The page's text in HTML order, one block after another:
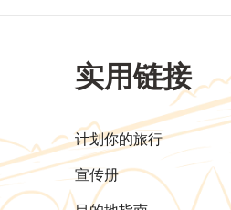
实用链接
计划你的旅行
宣传册